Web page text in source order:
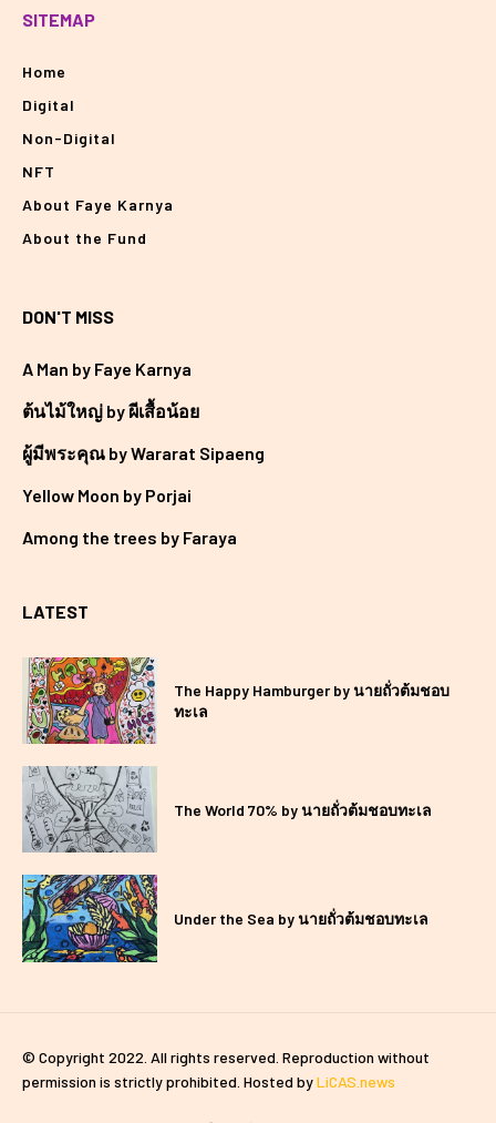
SITEMAP
Home
Digital
Non-Digital
NFT
About Faye Karnya
About the Fund
DON'T MISS
A Man by Faye Karnya
ต้นไม้ใหญ่ by ผีเสื้อน้อย
ผู้มีพระคุณ by Wararat Sipaeng
Yellow Moon by Porjai
Among the trees by Faraya
LATEST
The Happy Hamburger by นายถั่วต้มชอบ
ทะเล
The World 70% by นายถั่วต้มชอบทะเล
Under the Sea by นายถั่วต้มชอบทะเล
© Copyright 2022. All rights reserved. Reproduction without
permission is strictly prohibited. Hosted byLiCAS.news